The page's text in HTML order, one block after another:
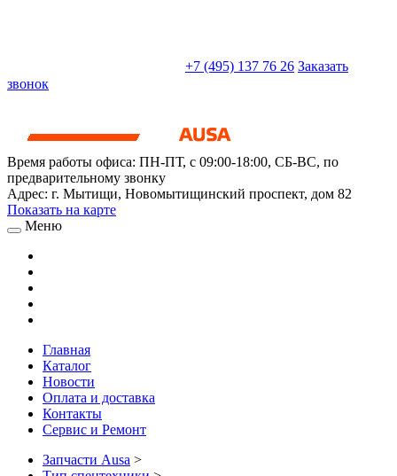
+7 (495) 137 76 26 Заказать
звонок
Время работы офиса: ПН-ПТ, с 09:00-18:00, СБ-ВС, по
предварительному звонку
Адрес: г. Мытищи, Новомытищинский проспект, дом 82
Показать на карте
Меню
Главная
Каталог
Новости
Оплата и доставка
Контакты
Сервис и Ремонт
Запчасти Ausa >